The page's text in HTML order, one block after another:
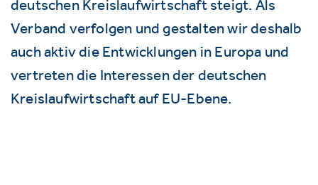
deutschen Kreislaufwirtschaft steigt. Als
Verband verfolgen und gestalten wir deshalb
auch aktiv die Entwicklungen in Europa und
vertreten die Interessen der deutschen
Kreislaufwirtschaft auf EU-Ebene.